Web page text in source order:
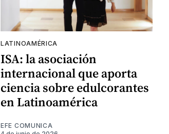
LATINOAMÉRICA
ISA: la asociación
internacional que aporta
ciencia sobre edulcorantes
en Latinoamérica
EFE COMUNICA